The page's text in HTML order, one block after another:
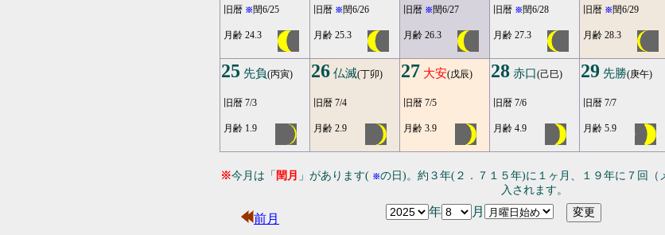
旧暦 ※閏6/25
月齢 24.3
旧暦 ※閏6/26
月齢 25.3
旧暦 ※閏6/27
月齢 26.3
旧暦 ※閏6/28
月齢 27.3
旧暦 ※閏6/29
月齢 28.3
25 先負(丙寅)
旧暦 7/3
月齢 1.9
26 仏滅(丁卯)
旧暦 7/4
月齢 2.9
27 大安(戊辰)
旧暦 7/5
月齢 3.9
28 赤口(己巳)
旧暦 7/6
月齢 4.9
29 先勝(庚午)
旧暦 7/7
月齢 5.9
※今月は「 閏月 」があります( ※の日)。約３年(２．７１５年)に１ヶ月、１９年に７回
入されます。
前月
年 月